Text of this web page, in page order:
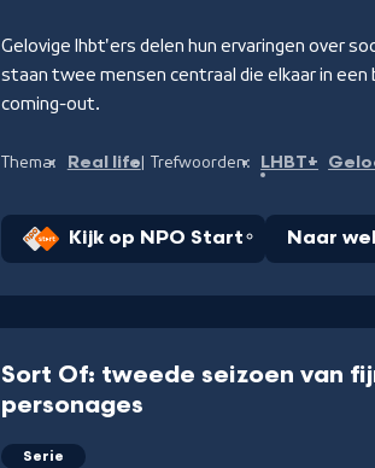
Gelovige lhbt'ers delen hun ervaringen over
staan twee mensen centraal die elkaar in
coming-out.
Thema: Real life Trefwoorden: LHBT+
Kijk op NPO Start Naar
Sort Of: tweede seizoen van
personages
Serie